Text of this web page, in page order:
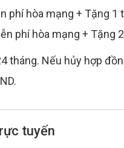
phí hòa mạng + Tặng 1
phí hòa mạng + Tặng
tháng. Nếu hủy hợp
tuyến